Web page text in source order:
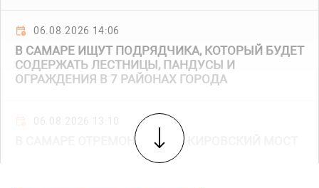
06.08.2026 14:06
В САМАРЕ ИЩУТ ПОДРЯДЧИКА, КОТОРЫЙ БУДЕТ
СОДЕРЖАТЬ ЛЕСТНИЦЫ, ПАНДУСЫ И
ОГРАЖДЕНИЯ В 7 РАЙОНАХ ГОРОДА
06.08.2026 13:10
В САМАРЕ ОТРЕМОНТИРУЮТ КИРОВСКИЙ МОСТ